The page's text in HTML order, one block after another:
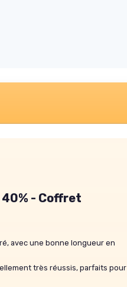
40% - Coffret
avec une bonne longueur en
très réussis, parfaits pour